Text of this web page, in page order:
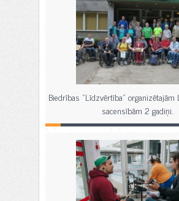
Biedrības "Līdzvērtība" organizētajām
sacensībām 2 gadiņi.